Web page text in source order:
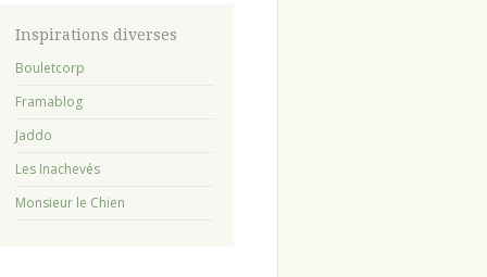
Inspirations diverses
Bouletcorp
Framablog
Jaddo
Les Inachevés
Monsieur le Chien